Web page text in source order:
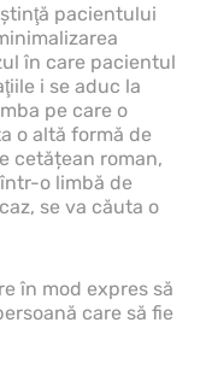
pacientului
în care pacientul
i se aduc la
pe care o
o altă formă de
cetățean roman,
o limbă de
se va căuta o
în mod expres să
care să fie